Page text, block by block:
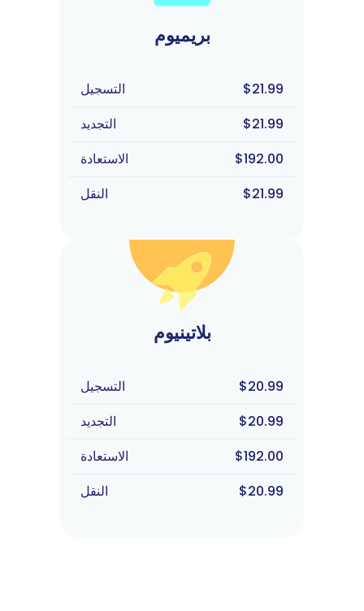
بريميوم
$21.99
التسجيل
$21.99
التجديد
$192.00
الاستعادة
$21.99
النقل
بلاتينيوم
$20.99
التسجيل
$20.99
التجديد
$192.00
الاستعادة
$20.99
النقل